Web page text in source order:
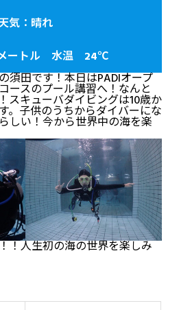
気：晴れ
ートル 水温 24℃
須田です！本日はPADIオープ
ースのプール講習へ！なんと
スキューバダイビングは10歳か
。子供のうちからダイバーにな
しい！今から世界中の海を楽
！人生初の海の世界を楽しみ